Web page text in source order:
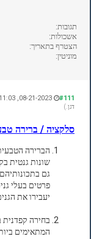
תגובות:
אשכולות:
הצטרף בתאריך:
מוניטין:
#111
דגן .)
סלקציה / ברירה
הברירה
שונות גנטית
גם בתכונותיהם
פרטים בעלי
יעבירו את
בחירה קפדנית
המתאימים